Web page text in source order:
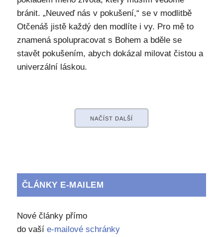
bránit. „Neuveď nás v pokušení,“ se v modlitbě
Otčenáš jistě každý den modlíte i vy. Pro mě to
znamená spolupracovat s Bohem a bděle se
stavět pokušením, abych dokázal milovat čistou a
univerzální láskou.
NAČÍST DALŠÍ
ČLÁNKY E-MAILEM
Nové články přímo
do vaší e-mailové schránky